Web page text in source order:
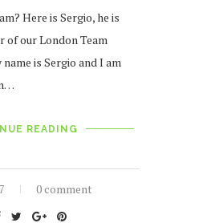
Here is Sergio, he is
of our London Team
is Sergio and I am
READING
0 comment